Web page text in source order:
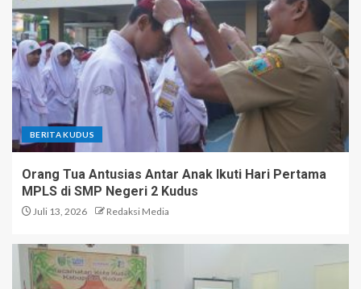
BERITA KUDUS
Orang Tua Antusias Antar Anak Ikuti Hari Pertama
MPLS di SMP Negeri 2 Kudus
Juli 13, 2026 Redaksi Media